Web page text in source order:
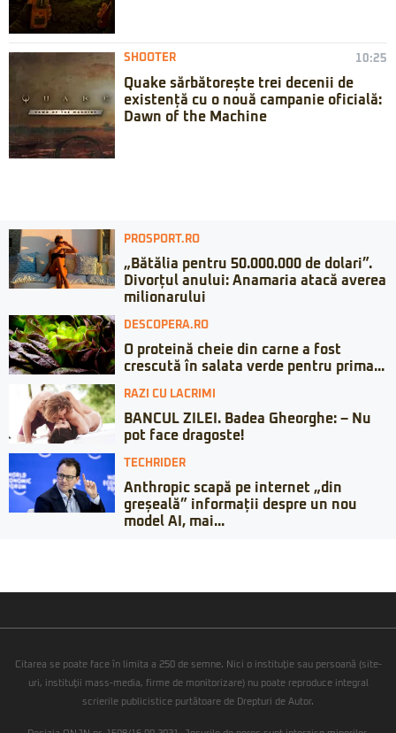
SHOOTER 10:25
Quake sărbătorește trei decenii de
existență cu o nouă campanie oficială:
Dawn of the Machine
PROSPORT.RO
„Bătălia pentru 50.000.000 de dolari”.
Divorțul anului: Anamaria atacă averea
milionarului
DESCOPERA.RO
O proteină cheie din carne a fost
crescută în salata verde pentru prima...
RAZI CU LACRIMI
BANCUL ZILEI. Badea Gheorghe: – Nu
pot face dragoste!
TECHRIDER
Anthropic scapă pe internet „din
greșeală” informații despre un nou
model AI, mai...
Citarea se poate face în limita a 250 de semne. Nici o instituţie sau persoană (site-
uri, instituţii mass-media, firme de monitorizare) nu poate reproduce integral
scrierile publicistice purtătoare de Drepturi de Autor.